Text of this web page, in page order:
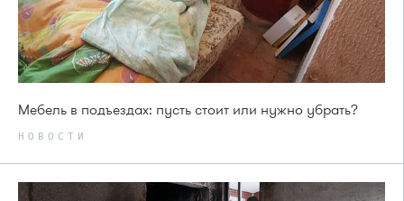
Мебель в подъездах: пусть стоит или нужно убрать?
НОВОСТИ